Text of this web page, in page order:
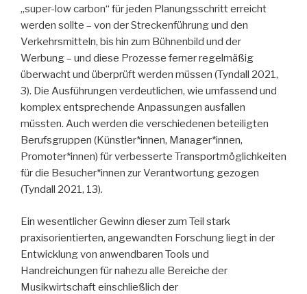
„super-low carbon“ für jeden Planungsschritt erreicht
werden sollte – von der Streckenführung und den
Verkehrsmitteln, bis hin zum Bühnenbild und der
Werbung – und diese Prozesse ferner regelmäßig
überwacht und überprüft werden müssen (Tyndall 2021,
3). Die Ausführungen verdeutlichen, wie umfassend und
komplex entsprechende Anpassungen ausfallen
müssten. Auch werden die verschiedenen beteiligten
Berufsgruppen (Künstler*innen, Manager*innen,
Promoter*innen) für verbesserte Transportmöglichkeiten
für die Besucher*innen zur Verantwortung gezogen
(Tyndall 2021, 13).
Ein wesentlicher Gewinn dieser zum Teil stark
praxisorientierten, angewandten Forschung liegt in der
Entwicklung von anwendbaren Tools und
Handreichungen für nahezu alle Bereiche der
Musikwirtschaft einschließlich der